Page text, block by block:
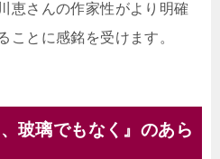
恵さんの作家性がより明確
ことに感銘を受けます。
玻璃でもなく』のあら